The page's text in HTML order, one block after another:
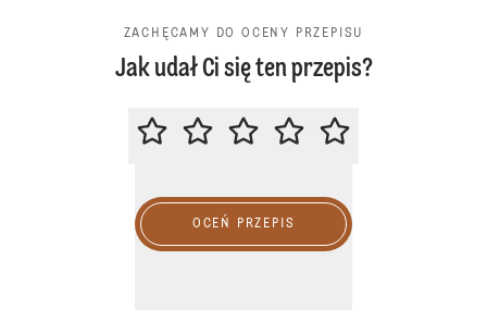
ZACHĘCAMY DO OCENY PRZEPISU
Jak udał Ci się ten przepis?
ZACHĘCAMY DO OCENY
OCEŃ PRZEPIS